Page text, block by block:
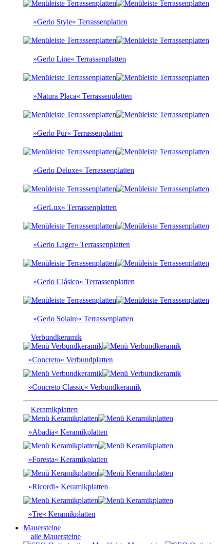
»Gerlo Style« Terrassenplatten
»Gerlo Line« Terrassenplatten
»Natura Placa« Terrassenplatten
»Gerlo Pur« Terrassenplatten
»Gerlo Deluxe« Terrassenplatten
»GerLux« Terrassenplatten
»Gerlo Lager« Terrassenplatten
»Gerlo Clásico« Terrassenplatten
»Gerlo Solaire« Terrassenplatten
Verbundkeramik
»Concreto« Verbundplatten
»Concreto Classic« Verbundkeramik
Keramikplatten
»Abadia« Keramikplatten
»Foresta« Keramikplatten
»Ricordi« Keramikplatten
»Tre« Keramikplatten
Mauersteine
alle Mauersteine